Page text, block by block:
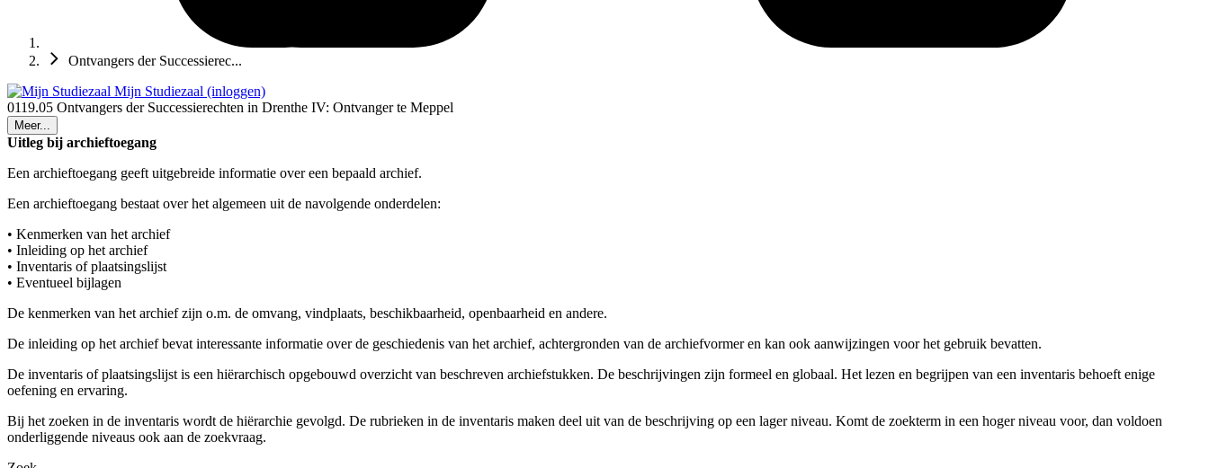
Ontvangers der Successierec...
Mijn Studiezaal (inloggen)
0119.05 Ontvangers der Successierechten in Drenthe IV: Ontvanger te Meppel
Meer...
Uitleg bij archieftoegang
Een archieftoegang geeft uitgebreide informatie over een bepaald archief.
Een archieftoegang bestaat over het algemeen uit de navolgende onderdelen:
• Kenmerken van het archief
• Inleiding op het archief
• Inventaris of plaatsingslijst
• Eventueel bijlagen
De kenmerken van het archief zijn o.m. de omvang, vindplaats, beschikbaarheid, openbaarheid en andere.
De inleiding op het archief bevat interessante informatie over de geschiedenis van het archief, achtergronden van de archiefvormer en kan ook aanwijzingen voor het gebruik bevatten.
De inventaris of plaatsingslijst is een hiërarchisch opgebouwd overzicht van beschreven archiefstukken. De beschrijvingen zijn formeel en globaal. Het lezen en begrijpen van een inventaris behoeft enige
oefening en ervaring.
Bij het zoeken in de inventaris wordt de hiërarchie gevolgd. De rubrieken in de inventaris maken deel uit van de beschrijving op een lager niveau. Komt de zoekterm in een hoger niveau voor, dan voldoen
onderliggende niveaus ook aan de zoekvraag.